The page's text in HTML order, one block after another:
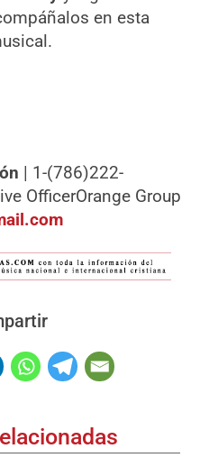
en esta
| 1-(786)222-
OfficerOrange Group